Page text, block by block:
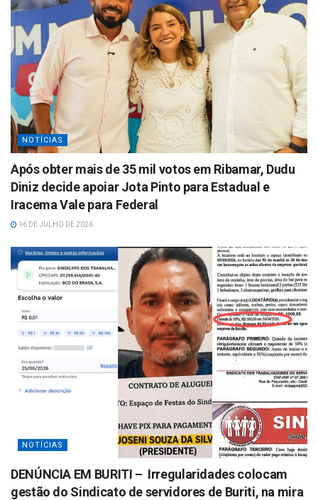
NOTÍCIAS
Após obter mais de 35 mil votos em Ribamar, Dudu
Diniz decide apoiar Jota Pinto para Estadual e
Iracema Vale para Federal
16 DE JULHO DE 2026
NOTÍCIAS
DENÚNCIA EM BURITI – Irregularidades colocam
gestão do Sindicato de servidores de Buriti, na mira